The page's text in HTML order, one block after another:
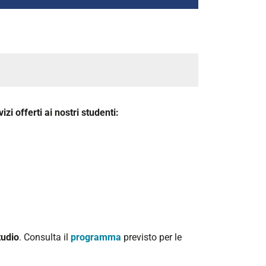
offerti ai nostri studenti:
. Consulta il programma previsto per le